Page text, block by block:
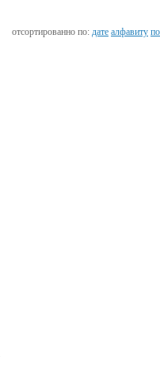
отсортированно по: дате алфавиту